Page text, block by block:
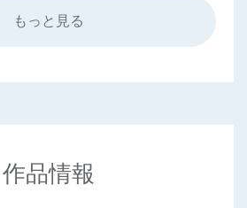
もっと見る
作品情報